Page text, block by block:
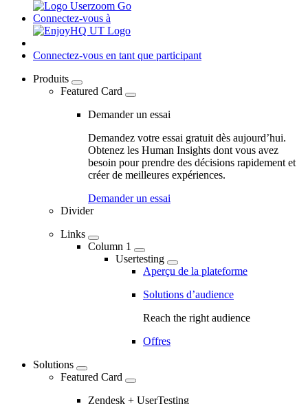
Connectez-vous à
Connectez-vous en tant que participant
navigation
Produits
Featured Card
Demander un essai
Demandez votre essai gratuit dès aujourd’hui.
Obtenez les Human Insights dont vous avez
besoin pour prendre des décisions rapidement et
créer de meilleures expériences.
Demander un essai
Divider
Links
Column 1
Usertesting
Aperçu de la plateforme
Solutions d’audience
Reach the right audience
Offres
Solutions
Featured Card
Zendesk + UserTesting